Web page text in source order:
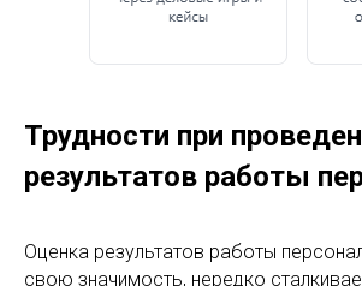
Трудности при
результатов работы
Оценка результатов работы
свою значимость, нередко